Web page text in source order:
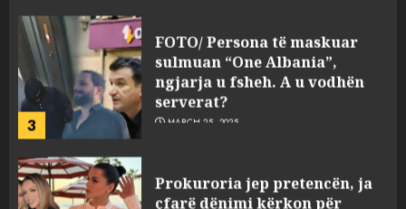
3
ngjarja u fsheh. A u vodhën
serverat?
MARCH 25, 2025
Mariela dhe Antonela
Berishën